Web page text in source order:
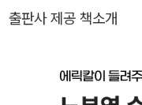
번역되어서 전 세계에서
도서전 그래픽 상’ 등 세
을 인정받고 있습니다.
출판사 제공 책소개